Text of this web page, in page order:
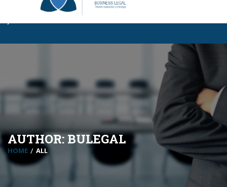
Business Legal BL| Certificaciones BL|
AUTHOR:BULEGAL
HOME ALL